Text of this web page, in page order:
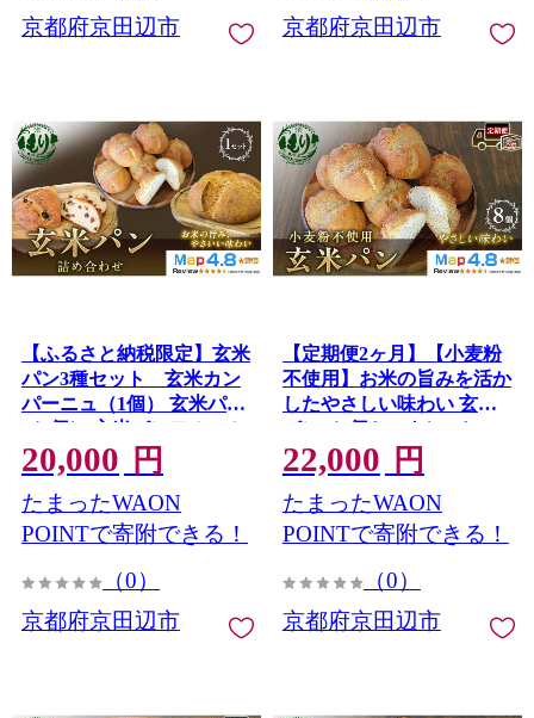
京都府京田辺市
京都府京田辺市
【ふるさと納税限定】玄米
パン3種セット 玄米カン
パーニュ（1個） 玄米パン
（4個） 玄米パンフルーツ
（1本） 1セット 玄米パ
ン カンパーニュ グルテン
フリー 国産米 小麦不使用
アレルギー対応 京都府 京
20,000 円
たまったWAON
POINTで寄附できる！
（0）
京都府京田辺市
【定期便2ヶ月】【小麦粉
不使用】お米の旨みを活か
したやさしい味わい 玄米
パン（8個セット） 1セッ
ト 玄米パン 米粉パン グル
テンフリー 冷凍パン 国産
米 アレルギー対応
22,000 円
たまったWAON
POINTで寄附できる！
（0）
京都府京田辺市